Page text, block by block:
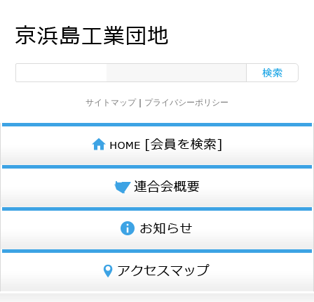
サイトマップ｜ プライバシーポリシー